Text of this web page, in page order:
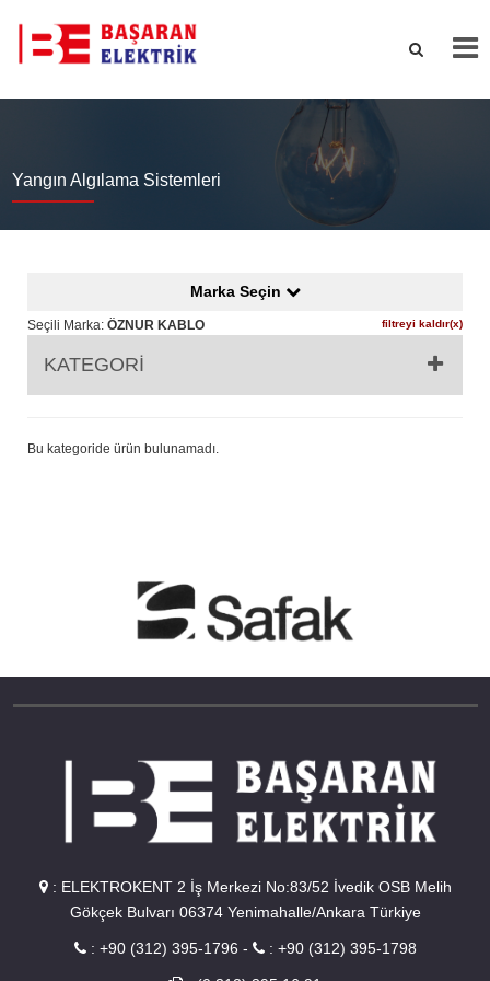
Yangın Algılama Sistemleri
Marka Seçin
Seçili Marka:ÖZNUR KABLO filtreyi kaldır(x)
KATEGORİ
Bu kategoride ürün bulunamadı.
: ELEKTROKENT 2 İş Merkezi No:83/52 İvedik OSB Melih
Gökçek Bulvarı 06374 Yenimahalle/Ankara Türkiye
: +90 (312) 395-1796 - : +90 (312) 395-1798